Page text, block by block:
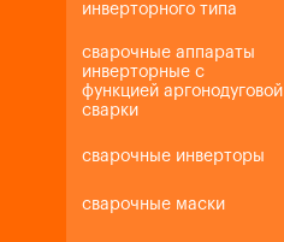
инверторного типа
сварочные аппараты
инверторные с
функцией аргонодуговой
сварки
сварочные инверторы
сварочные маски